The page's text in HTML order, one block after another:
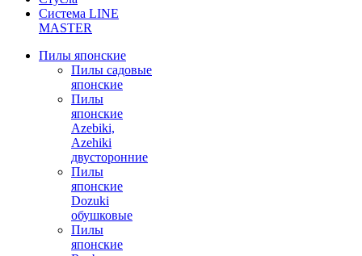
Система LINE
MASTER
Пилы японские
Пилы садовые
японские
Пилы
японские
Azebiki,
Azehiki
двусторонние
Пилы
японские
Dozuki
обушковые
Пилы
японские